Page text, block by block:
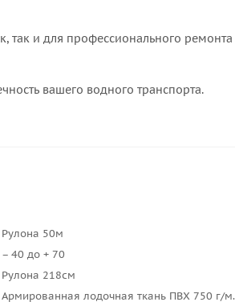
так и для профессионального
вашего водного транспорта.
Рулона 50м
– 40 до + 70
Рулона 218см
Армированная лодочная ткань ПВХ 750 г/